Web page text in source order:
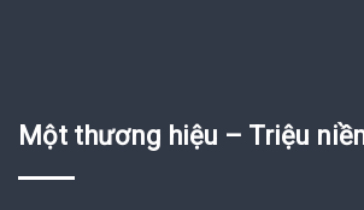
Một thương hiệu – Triệu